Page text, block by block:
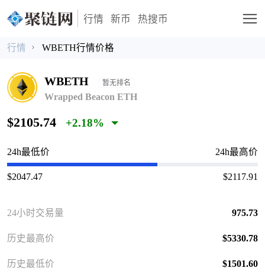
行情 新币 热搜币
行情 WBETH行情价格
WBETH 暂无排名
Wrapped Beacon ETH
$2105.74 +2.18%
24h最低价 24h最高价
$2047.47 $2117.91
24小时交易量 975.73
历史最高价 $5330.78
历史最低价 $1501.60